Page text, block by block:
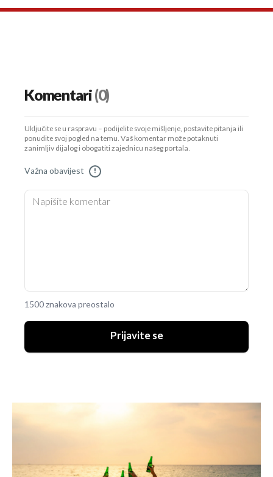
Komentari(0)
Uključite se u raspravu – podijelite svoje mišljenje, postavite pitanja ili
ponudite svoj pogled na temu. Vaš komentar može potaknuti
zanimljiv dijalog i obogatiti zajednicu našeg portala.
Važna obavijest !
1500 znakova preostalo
Prijavite se